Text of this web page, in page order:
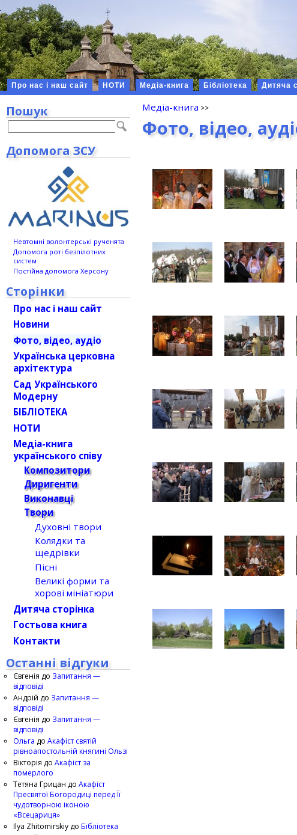
Про нас і наш сайт НОТИ Медіа-книга Бібліотека Дитяча
Медіа-книга
Фото, відео,
Пошук
Допомога ЗСУ
Невтомні волонтерські рученята
Допомога роті безпілотних
систем
Постійна допомога Херсону
Сторінки
Про нас і наш сайт
Новини
Фото, відео, аудіо
Українська церковна
архітектура
Сад Українського
Модерну
БІБЛІОТЕКА
НОТИ
Медіа-книга
українського співу
Композитори
Диригенти
Виконавці
Твори
Духовні твори
Колядки та
щедрівки
Пісні
Великі форми та
хорові мініатюри
Дитяча сторінка
Гостьова книга
Контакти
Останні відгуки
Євгенія до Запитання —
відповіді
Андрій до Запитання —
відповіді
Євгенія до Запитання —
відповіді
Ольга до Акафіст святій
рівноапостольній княгині Ользі
Вікторія до Акафіст за
померлого
Тетяна Грицан до Акафіст
Пресвятої Богородиці перед Її
чудотворною іконою
«Всецариця»
Ilya Zhitomirskiy до Бібліотека